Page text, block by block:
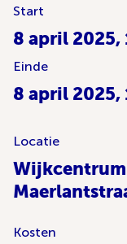
Start
8 april 2025,
Einde
8 april 2025,
Locatie
Wijkcentrum
Kosten